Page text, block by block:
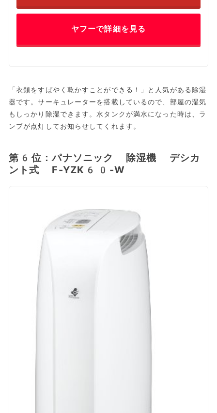
ヤフーで詳細を見る
「衣類をすばやく乾かすことができる！」と人気がある除湿
器です。サーキュレーターを搭載しているので、部屋の湿気
もしっかり除湿できます。水タンクが満水になった時は、ラ
ンプが点灯してお知らせしてくれます。
第6位：パナソニック 除湿機 デシカ
ント式 F-YZK60-W